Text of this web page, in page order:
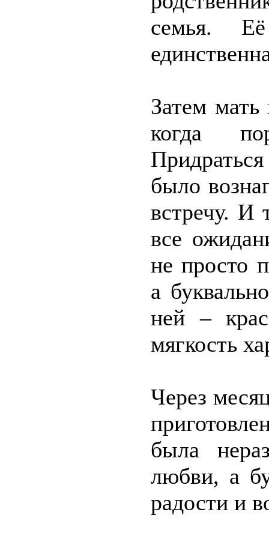
семья.
Затем мать
когда
было
встречу. И
все
не просто
а
ней –
мягкость
Через
была
любви, а
радости и